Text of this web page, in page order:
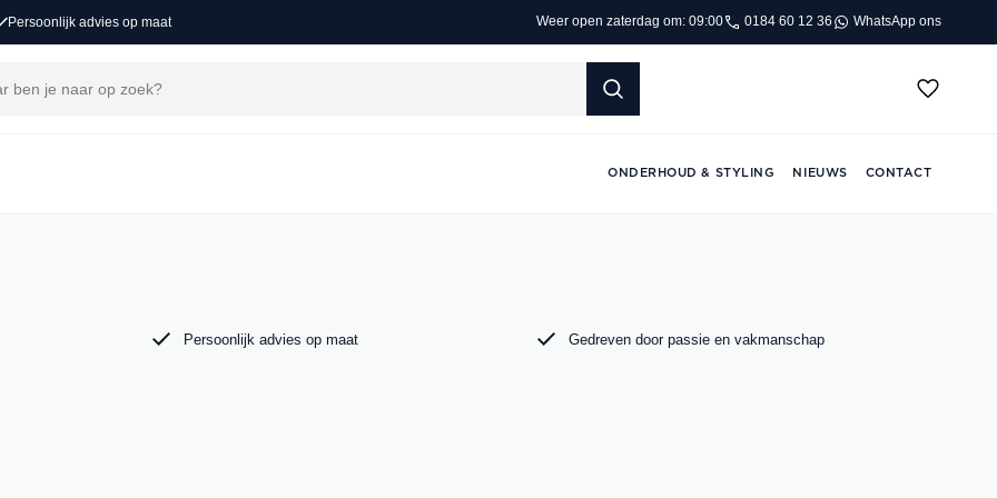
Persoonlijk advies op maat Weer open zaterdag om: 09:00 0184 60 12 36 WhatsApp ons
ONDERHOUD & STYLING NIEUWS CONTACT
Auto vind je een zorgvuldig
de krachtige Audi RS6. Bekijk ons aanbod
Persoonlijk advies op maat Gedreven door passie en vakmanschap